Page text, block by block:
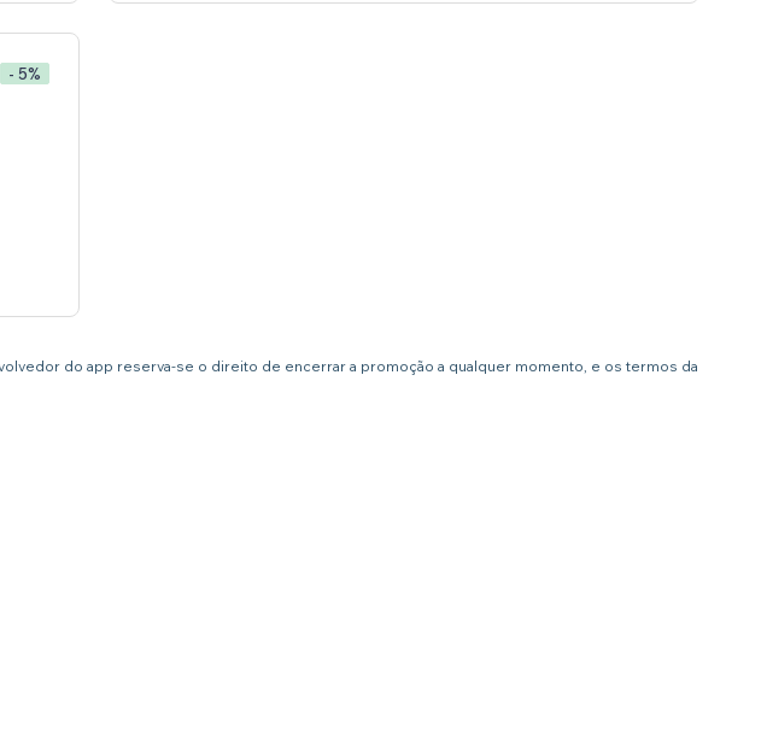
- 5%
do app reserva-se o direito de encerrar a promoção a qualquer momento, e os termos da